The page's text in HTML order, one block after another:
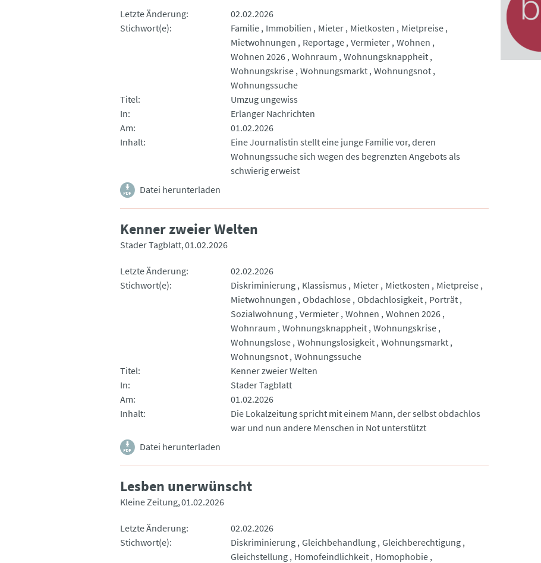
Letzte Änderung
02.02.2026
Stichwort(e)
Familie Immobilien Mieter Mietkosten
Mietpreise
Mietwohnungen
Reportage Vermieter Wohnen
Wohnen 2026 Wohnraum Wohnungsknappheit
Wohnungskrise Wohnungsmarkt Wohnungsnot
Wohnungssuche
Titel
Umzug ungewiss
In
Erlanger Nachrichten
Am
01.02.2026
Inhalt
Eine Journalistin stellt eine junge Familie vor, deren
Wohnungssuche sich wegen des begrenzten Angebots als
schwierig erweist
Datei herunterladen
Kenner zweier Welten
Stader Tagblatt 01.02.2026
Letzte Änderung
02.02.2026
Stichwort(e)
Diskriminierung Klassismus Mieter Mietkosten
Mietpreise
Mietwohnungen Obdachlose Obdachlosigkeit
Porträt
Sozialwohnung Vermieter Wohnen Wohnen 2026
Wohnraum Wohnungsknappheit Wohnungskrise
Wohnungslose Wohnungslosigkeit Wohnungsmarkt
Wohnungsnot Wohnungssuche
Titel
Kenner zweier Welten
In
Stader Tagblatt
Am
01.02.2026
Inhalt
Die Lokalzeitung spricht mit einem Mann, der selbst obdachlos
war und nun andere Menschen in Not unterstützt
Datei herunterladen
Lesben unerwünscht
Kleine Zeitung 01.02.2026
Letzte Änderung
02.02.2026
Stichwort(e)
Diskriminierung Gleichbehandlung Gleichberechtigung
Gleichstellung
Homofeindlichkeit
Homophobie